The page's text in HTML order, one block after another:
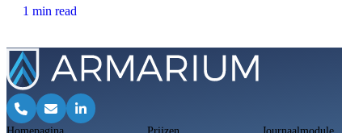
1 min read